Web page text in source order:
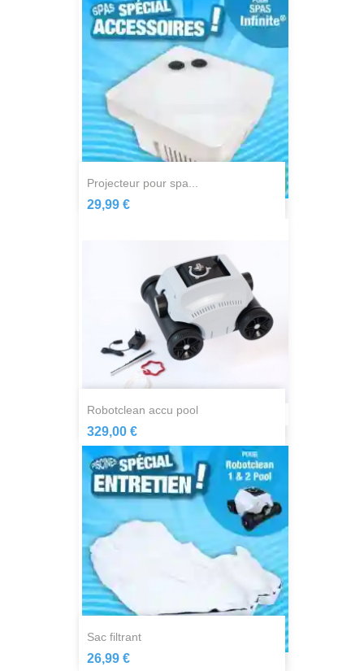
projecteur pour spa...
29,99 €
robotclean accu pool
329,00 €
sac filtrant
26,99 €